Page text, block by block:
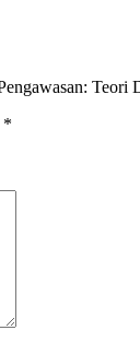
Teori
*